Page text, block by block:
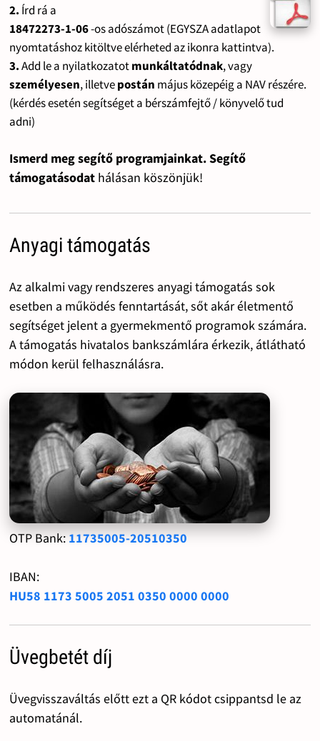
2. Írd rá a
18472273-1-06-os adószámot (EGYSZA adatlapot
nyomtatáshoz kitöltve elérheted az ikonra kattintva).
3.Add le a nyilatkozatotmunkáltatódnak, vagy
személyesen, illetvepostán május közepéig a NAV részére.
(kérdés esetén segítséget a bérszámfejtő / könyvelő tud
adni)
Ismerd meg segítő programjainkat. Segítő
támogatásodat hálásan köszönjük!
Anyagi támogatás
Az alkalmi vagy rendszeres anyagi támogatás sok
esetben a működés fenntartását, sőt akár életmentő
segítséget jelent a gyermekmentő programok számára.
A támogatás hivatalos bankszámlára érkezik, átlátható
módon kerül felhasználásra.
OTP Bank: 11735005-20510350
IBAN:
HU58 1173 5005 2051 0350 0000 0000
Üvegbetét díj
Üvegvisszaváltás előtt ezt a QR kódot csippantsd le az
automatánál.